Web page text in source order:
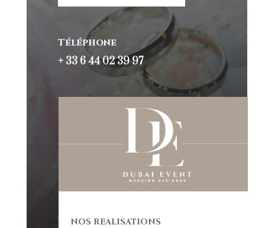
Téléphone
+ 33 6 44 02 39 97
NOS REALISATIONS